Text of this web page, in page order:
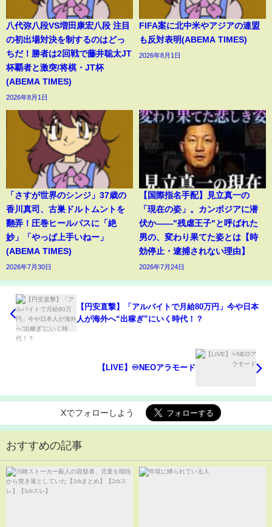
八代弥八段VS増田康宏八段 注目
の初出場対決を制するのはどっ
ちだ！勝者は2回戦で藤井聡太JT
杯覇者と激突/将棋・JT杯
(ABEMA TIMES)
2026年8月1日
FIFA案に北中米やアジアの連盟
も反対表明(ABEMA TIMES)
2026年8月1日
「さすが世界のシンジ」37歳の
香川真司、古巣ドルトムントを
翻弄！圧巻ヒールパスに「絶
妙」「やっぱ上手いねー」
(ABEMA TIMES)
2026年7月30日
【国際指名手配】見立真一の
「現在の姿」。カンボジアに潜
伏か――"残虐王子"と呼ばれた
男の、変わり果てた姿とは【時
効停止・逮捕されない理由】
2026年7月24日
【円安直撃】「アルバイトで月給80万円」今や日本
人が海外へ“出稼ぎ”にいく時代！？
【LIVE】♾️NEOアラモード
Xでフォローしよう
おすすめの記事